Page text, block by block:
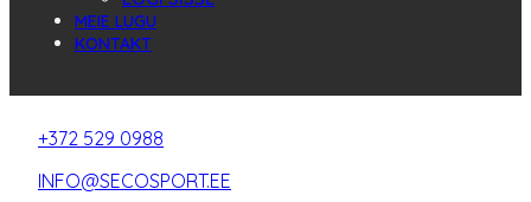
MEIE LUGU
KONTAKT
+372 529 0988
INFO@SECOSPORT.EE